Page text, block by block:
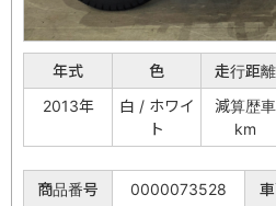
年式 色 走行距離
2013年
白 / ホワイ
ト
減算歴車
km
商品番号 0000073528